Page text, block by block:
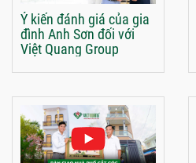
Ý kiến đánh giá của gia
đình Anh Sơn đối với
Việt Quang Group